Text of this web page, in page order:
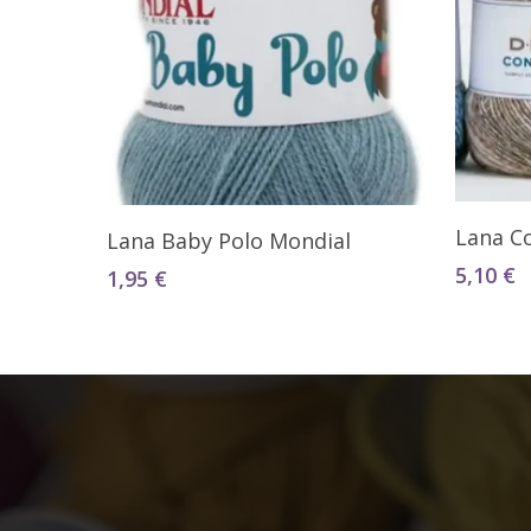
Seleccionar Opciones
Lana Baby Polo Mondial
1,95 €
Lana
5,10 €